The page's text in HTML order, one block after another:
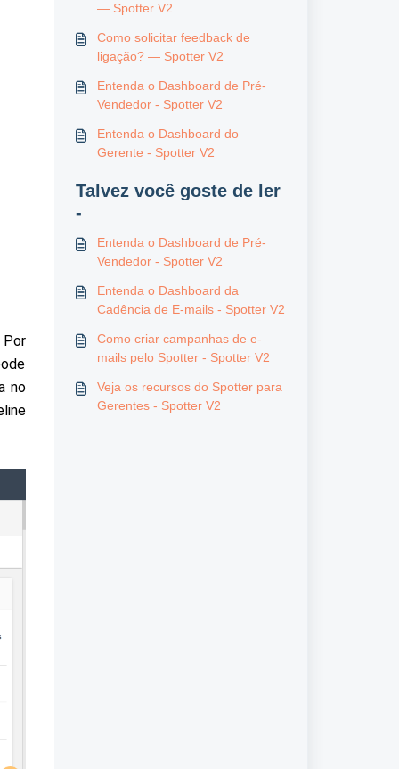
no
— Spotter V2
Como solicitar feedback de
ligação? — Spotter V2
Entenda o Dashboard de Pré-
Vendedor - Spotter V2
Entenda o Dashboard do
Gerente - Spotter V2
Talvez você goste de ler
-
Entenda o Dashboard de Pré-
Vendedor - Spotter V2
Entenda o Dashboard da
Cadência de E-mails - Spotter V2
Como criar campanhas de e-
mails pelo Spotter - Spotter V2
Veja os recursos do Spotter para
Gerentes - Spotter V2